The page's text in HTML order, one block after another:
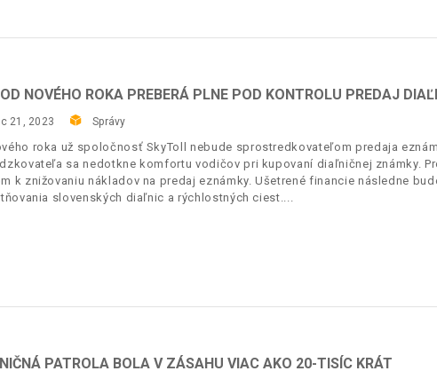
NOVÉHO ROKA PREBERÁ PLNE POD KONTROLU PREDAJ
21, 2023 Správy
roka už spoločnosť SkyToll nebude sprostredkovateľom predaja
sa nedotkne komfortu vodičov pri kupovaní diaľničnej známky.
k znižovaniu nákladov na predaj eznámky. Ušetrené financie následne
slovenských diaľnic a rýchlostných ciest.
PATROLA BOLA V ZÁSAHU VIAC AKO 20-TISÍC KRÁT